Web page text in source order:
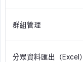
群組管理
分眾資料匯出（Excel）